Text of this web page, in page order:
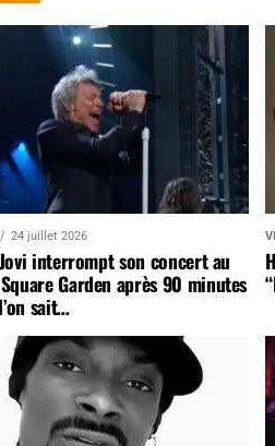
24 juillet 2026
interrompt son concert au
Garden après 90 minutes
sait…